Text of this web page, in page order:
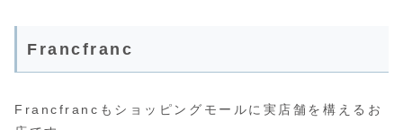
Francfranc
Francfrancもショッピングモールに実店舗を構えるお